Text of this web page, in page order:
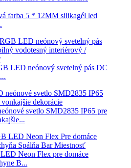
farba 5 * 12MM silikagél led
LED neónový svetelný pás DC
svetlo SMD2835 IP65 pre
Neon Flex pre domáce
B...